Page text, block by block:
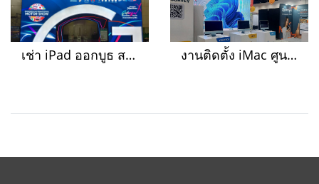
เช่า iPad ออกบูธ สถานที่เมืองทองธานี งานติดตั้ง iMac ศูนย์ประชุมแห่งชาติสิริกิติ์